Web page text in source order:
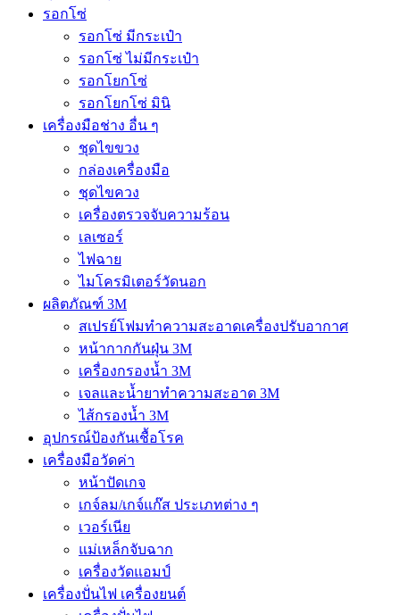
รอกโซ่
รอกโซ่ มีกระเป๋า
รอกโซ่ ไม่มีกระเป๋า
รอกโยกโซ่
รอกโยกโซ่ มินิ
เครื่องมือช่าง อื่น ๆ
ชุดไขขวง
กล่องเครื่องมือ
ชุดไขควง
เครื่องตรวจจับความร้อน
เลเซอร์
ไฟฉาย
ไมโครมิเตอร์วัดนอก
ผลิตภัณฑ์ 3M
สเปรย์โฟมทำความสะอาดเครื่องปรับอากาศ
หน้ากากกันฝุ่น 3M
เครื่องกรองน้ำ 3M
เจลและน้ำยาทำความสะอาด 3M
ไส้กรองน้ำ 3M
อุปกรณ์ป้องกันเชื้อโรค
เครื่องมือวัดค่า
หน้าปัดเกจ
เกจ์ลม/เกจ์แก๊ส ประเภทต่าง ๆ
เวอร์เนีย
แม่เหล็กจับฉาก
เครื่องวัดแอมป์
เครื่องปั่นไฟ เครื่องยนต์